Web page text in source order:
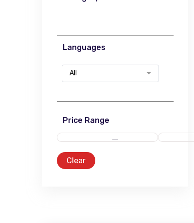
Languages
All
Price Range
Clear